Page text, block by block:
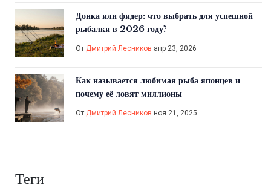
Донка или фидер: что выбрать для успешной
рыбалки в 2026 году?
От Дмитрий Лесников апр 23, 2026
Как называется любимая рыба японцев и
почему её ловят миллионы
От Дмитрий Лесников ноя 21, 2025
Теги